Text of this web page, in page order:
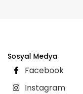
Sosyal Medya
Facebook
Instagram